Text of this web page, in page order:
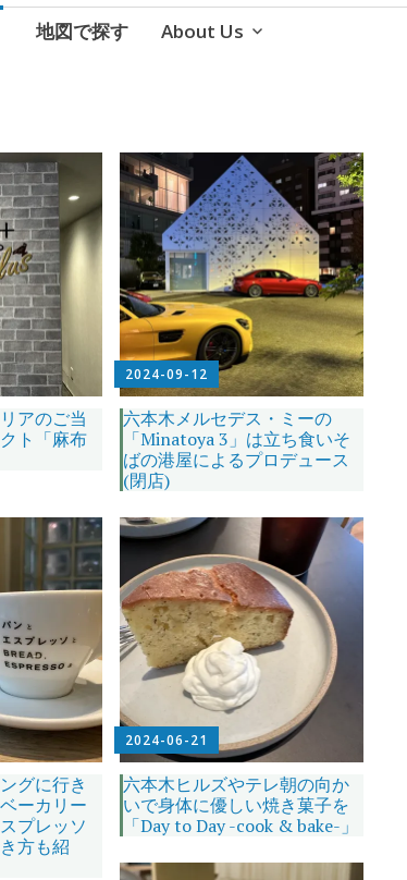
地図で探す About Us
アのご当
ト「麻布
2024-09-12
六本木メルセデス・ミーの
「Minatoya 3」は立ち食いそ
ばの港屋によるプロデュース
(閉店)
グに行き
ーカリー
プレッソ
方も紹
2024-06-21
六本木ヒルズやテレ朝の向か
いで身体に優しい焼き菓子を
「Day to Day -cook & bake-」